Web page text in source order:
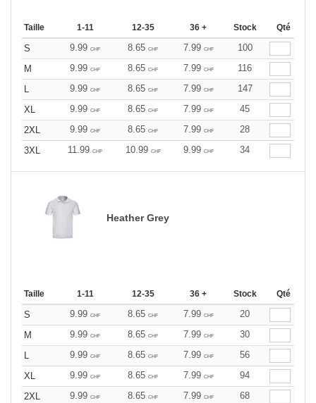
Taille 1-11 12-35 36 + Stock Qté
S 9.99 CHF 8.65 CHF 7.99 CHF
100
M
9.99 CHF 8.65 CHF 7.99 CHF
116
L
9.99 CHF 8.65 CHF 7.99 CHF
147
XL
9.99 CHF 8.65 CHF 7.99 CHF
45
2XL
9.99 CHF 8.65 CHF 7.99 CHF
28
3XL
11.99 CHF 10.99 CHF 9.99 CHF 34
Heather Grey
Taille 1-11 12-35 36 + Stock Qté
S 9.99 CHF 8.65 CHF 7.99 CHF
20
M
9.99 CHF 8.65 CHF 7.99 CHF
30
L
9.99 CHF 8.65 CHF 7.99 CHF
56
XL
9.99 CHF 8.65 CHF 7.99 CHF
94
2XL
9.99 CHF 8.65 CHF 7.99 CHF
68